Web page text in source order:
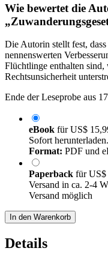
Wie bewertet die
Die Autorin stellt fest,
nennenswerten
Flüchtlinge enthalten sind,
Rechtsunsicherheit
Ende der Leseprobe aus
eBook fürUS$
Sofort
Format: PDF und
Paperback fürUS$
Versand in ca. 2-4
Versand möglich
In den Warenkorb
Details